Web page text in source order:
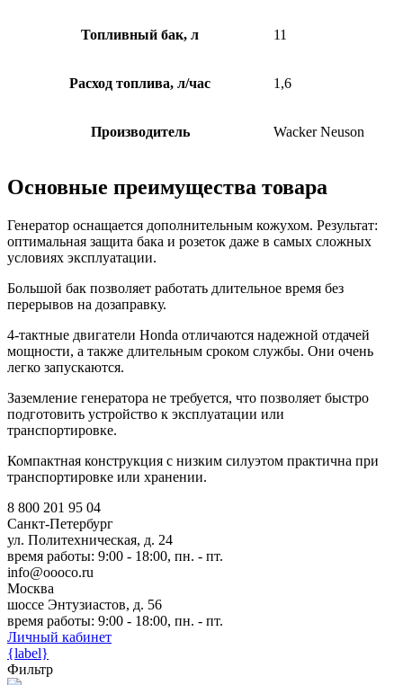
Топливный бак, л 11
Расход топлива, л/час 1,6
Производитель Wacker Neuson
Основные преимущества товара
Генератор оснащается дополнительным кожухом. Результат:
оптимальная защита бака и розеток даже в самых сложных
условиях эксплуатации.
Большой бак позволяет работать длительное время без
перерывов на дозаправку.
4-тактные двигатели Honda отличаются надежной отдачей
мощности, а также длительным сроком службы. Они очень
легко запускаются.
Заземление генератора не требуется, что позволяет быстро
подготовить устройство к эксплуатации или
транспортировке.
Компактная конструкция с низким силуэтом практична при
транспортировке или хранении.
8 800 201 95 04
Санкт-Петербург
ул. Политехническая, д. 24
время работы: 9:00 - 18:00, пн. - пт.
info@oooco.ru
Москва
шоссе Энтузиастов, д. 56
время работы: 9:00 - 18:00, пн. - пт.
Личный кабинет
{label}
Фильтр